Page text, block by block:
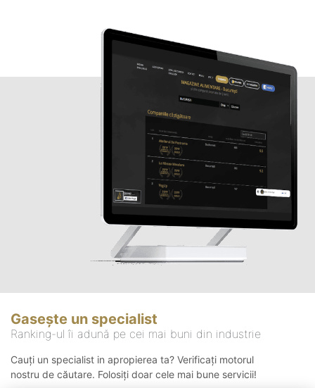
Gasește un specialist
Ranking-ul îi adună pe cei mai buni din industrie
Cauți un specialist in apropierea ta? Verificați motorul
nostru de căutare. Folosiți doar cele mai bune servicii!